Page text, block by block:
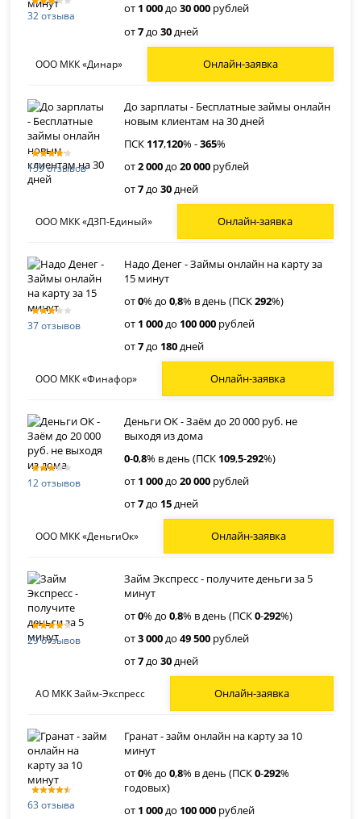
32 отзыва
от 1 000до30 000 рублей
от7до30дней
ООО МКК «Динар» Онлайн-заявка
159 отзывов
До зарплаты - Бесплатные займы онлайн
новым клиентам на 30 дней
ПСК 117,120% -365%
от2 000до20 000 рублей
от7до30дней
ООО МКК «ДЗП-Единый» Онлайн-заявка
37 отзывов
Надо Денег - Займы онлайн на карту за
15 минут
от0% до0,8% в день (ПСК292%)
от 1 000до 100 000 рублей
от7до 180дней
ООО МКК «Финафор» Онлайн-заявка
12 отзывов
Деньги ОК - Заём до 20 000 руб. не
выходя из дома
0-0,8% в день (ПСК 109,5-292%)
от 1 000до20 000 рублей
от7до 15дней
ООО МКК «ДеньгиОк» Онлайн-заявка
29 отзывов
Займ Экспресс - получите деньги за 5
минут
от0% до0,8% в день (ПСК0-292%)
от3 000до49 500 рублей
от7до30дней
АО МКК Займ-Экспресс Онлайн-заявка
63 отзыва
Гранат - займ онлайн на карту за 10
минут
от0% до0,8% в день (ПСК0-292%
годовых)
от 1 000до 100 000 рублей